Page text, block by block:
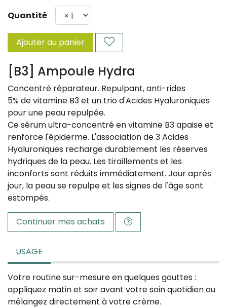
Quantité
Ajouter au panier
[B3] Ampoule Hydra
Concentré réparateur. Repulpant, anti-rides
5% de vitamine B3 et un trio d'Acides Hyaluroniques
pour une peau repulpée.
Ce sérum ultra-concentré en vitamine B3 apaise et
renforce l'épiderme. L'association de 3 Acides
Hyaluroniques recharge durablement les réserves
hydriques de la peau. Les tiraillements et les
inconforts sont réduits immédiatement. Jour après
jour, la peau se repulpe et les signes de l'âge sont
estompés.
Continuer mes achats
USAGE
Votre routine sur-mesure en quelques gouttes :
appliquez matin et soir avant votre soin quotidien ou
mélangez directement à votre crème.